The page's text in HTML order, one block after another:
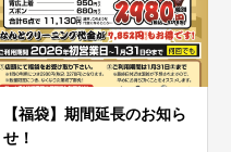
【福袋】期間延長のお知ら
せ！